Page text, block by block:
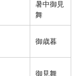
暑中御見
舞
御歳暮
御見舞